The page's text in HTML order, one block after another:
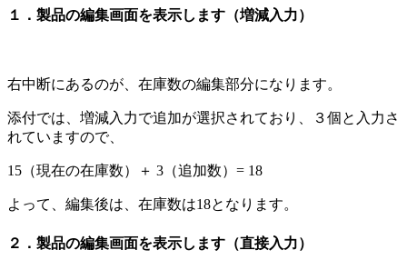
１．製品の編集画面を表示します（増減入力）
右中断にあるのが、在庫数の編集部分になります。
添付では、増減入力で追加が選択されており、３個と入力さ
れていますので、
15（現在の在庫数）＋ 3（追加数）= 18
よって、編集後は、在庫数は18となります。
２．製品の編集画面を表示します（直接入力）